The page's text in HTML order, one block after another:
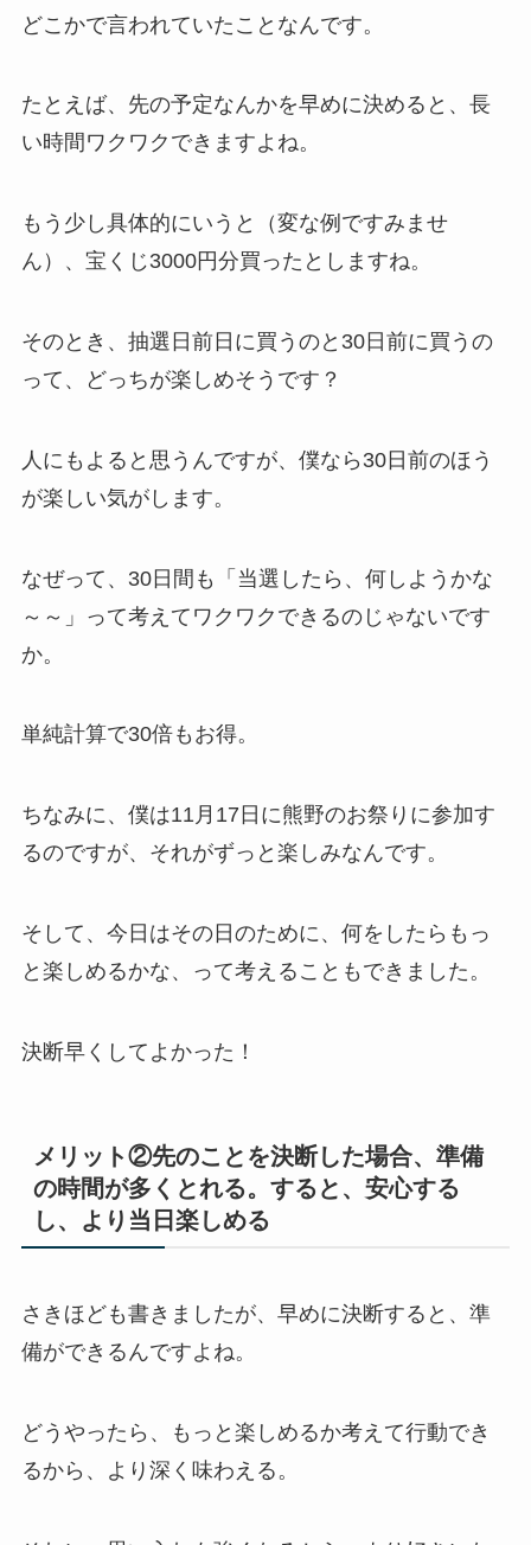
どこかで言われていたことなんです。
たとえば、先の予定なんかを早めに決めると、長
い時間ワクワクできますよね。
もう少し具体的にいうと（変な例ですみませ
ん）、宝くじ3000円分買ったとしますね。
そのとき、抽選日前日に買うのと30日前に買うの
って、どっちが楽しめそうです？
人にもよると思うんですが、僕なら30日前のほう
が楽しい気がします。
なぜって、30日間も「当選したら、何しようかな
～～」って考えてワクワクできるのじゃないです
か。
単純計算で30倍もお得。
ちなみに、僕は11月17日に熊野のお祭りに参加す
るのですが、それがずっと楽しみなんです。
そして、今日はその日のために、何をしたらもっ
と楽しめるかな、って考えることもできました。
決断早くしてよかった！
メリット②先のことを決断した場合、準備
の時間が多くとれる。すると、安心する
し、より当日楽しめる
さきほども書きましたが、早めに決断すると、準
備ができるんですよね。
どうやったら、もっと楽しめるか考えて行動でき
るから、より深く味わえる。